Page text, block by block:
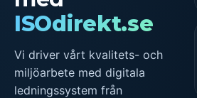
ISOdirekt.se
Vi driver vårt kvalitets- och
miljöarbete med digitala
ledningssystem från